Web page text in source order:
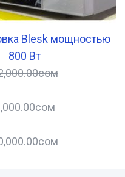
Blesk мощностью
800 Вт
сом
сом
сом